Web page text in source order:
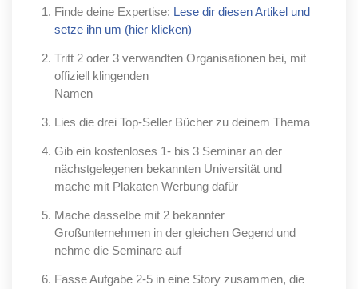
Finde deine Expertise: Lese dir diesen Artikel und
setze ihn um (hier klicken)
Tritt 2 oder 3 verwandten Organisationen bei, mit
offiziell klingenden
Namen
Lies die drei Top-Seller Bücher zu deinem Thema
Gib ein kostenloses 1- bis 3 Seminar an der
nächstgelegenen bekannten Universität und
mache mit Plakaten Werbung dafür
Mache dasselbe mit 2 bekannter
Großunternehmen in der gleichen Gegend und
nehme die Seminare auf
Fasse Aufgabe 2-5 in eine Story zusammen, die